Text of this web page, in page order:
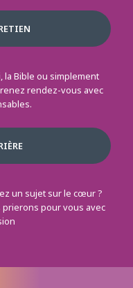
la Bible ou simplement
rendez-vous avec
un sujet sur le cœur ?
pour vous avec